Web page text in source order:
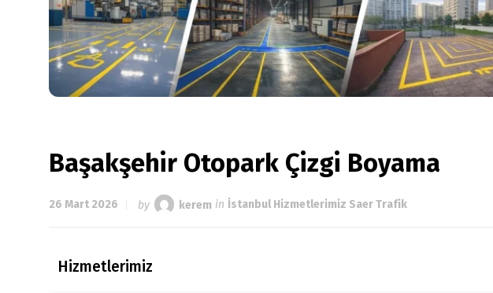
Başakşehir Otopark Çizgi Boyama
26 Mart 2026 by kerem in İstanbul Hizmetlerimiz Saer Trafik
Hizmetlerimiz